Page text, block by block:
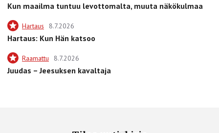
Kun maailma tuntuu levottomalta, muuta näkökulmaa
Hartaus 8.7.2026
Hartaus: Kun Hän katsoo
Raamattu 8.7.2026
Juudas – Jeesuksen kavaltaja